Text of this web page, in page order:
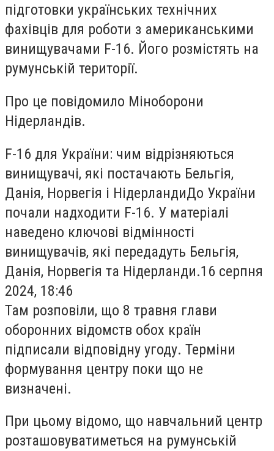
підготовки українських технічних
фахівців для роботи з американськими
винищувачами F-16. Його розмістять на
румунській території.
Про це повідомило Міноборони
Нідерландів.
F-16 для України: чим відрізняються
винищувачі, які постачають Бельгія,
Данія, Норвегія і НідерландиДо України
почали надходити F-16. У матеріалі
наведено ключові відмінності
винищувачів, які передадуть Бельгія,
Данія, Норвегія та Нідерланди.16 серпня
2024, 18:46
Там розповіли, що 8 травня глави
оборонних відомств обох країн
підписали відповідну угоду. Терміни
формування центру поки що не
визначені.
При цьому відомо, що навчальний центр
розташовуватиметься на румунській